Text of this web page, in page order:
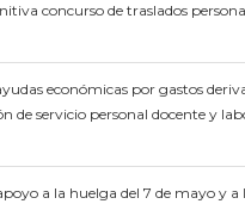
concurso de traslados
económicas por gastos
de servicio personal docente y
a la huelga del 7 de mayo y a